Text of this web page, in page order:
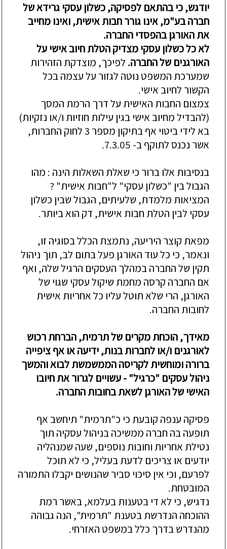
יודגש, כי בהתאם לפסיקה,כשלון עסקי גרידא של
חברה בע"מ, אינו גורר חבות אישית, ואינו מחייב
את האורגן בהפסדי החברה.
לא כל כשלון עסקי מצדיק הטלת חיוב אישי על
האורגנים של החברה. לפיכך, מוצדקת הזהירות
שמערכת המשפט נוטה לגזור על עצמה בכל
הקשור לחיוב אישי.
צמצום החבות האישית על דרך הרמת המסך
(להבדיל מחיוב אישי בגין עילות חוזיות ו/או נזקיות)
בא לידי ביטוי אף בתיקון מספר 3 לחוק החברות,
אשר נכנס לתוקף ב- 7.3.05.
בנסיבות אלו ברור כי שאלת השאלות הינה : מהו
הגבול בין "כשלון עסקי" ל"חבות אישית" ?
המציאות מלמדת, שלעיתים, הגבול שבין כשלון
עסקי לבין הטלת חבות אישית, דק הוא ביותר.
מפאת קוצר היריעה, נתמצת הכלל בסוגיה זו,
ונאמר, כי כל עוד האורגן פעל בתום לב, תוך ניהול
תקין של החברה במהלך העסקים הרגיל שלה, ואף
אם החברה קרסה מחמת שיקול עסקי שגוי של
האורגן, הרי שלא תוטל עליו כלאחריות אישית
לחובות החברה.
מאידך, הוכחת מקרים של תרמית, הברחת רכוש
לאורגנים ו/או לחברות בנות, ידיעה או אף ציפייה
ברורה ומוחשית לקריסה הממשמשת לבואוהמשך
ניהול עסקים "כרגיל" -עשויים לגרור את חיובו
האישישל האורגןלשאת בחובות החברה.
פסיקה ענפה קובעת כי כ"תרמית" תיחשב אף
תופעה בה חברה ממשיכה בניהול עסקיה תוך
נטילת אחריות וחובות נוספים, שעה שמנהליה
יודעים או צריכים לדעת בעליל, כי לא תוכל
לפרעם, וכי אין סיכוי סביר שהנושים יקבלו התמורה
המובטחת.
נדגיש, כי לא די בטענות בעלמא, באשר רמת
ההוכחה הנדרשת בטענת "תרמית", הנה גבוהה
מהנדרש בדרך כלל במשפט האזרחי.